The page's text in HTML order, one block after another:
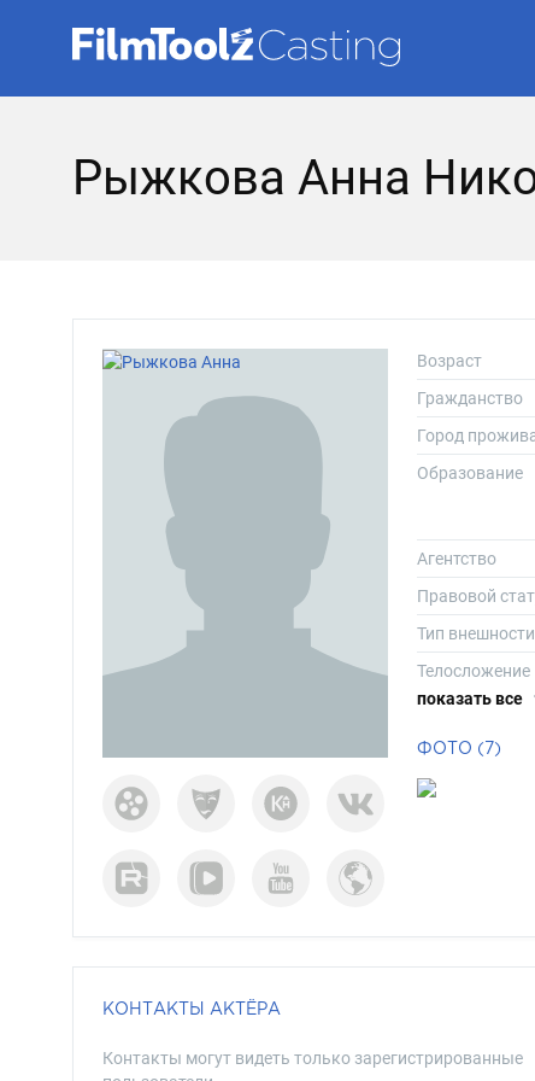
Рыжкова Анна
Возраст
Гражданство
Город
Образование
Агентство
Правовой
Тип внешности
Телосложение
Рост
Вес
Размер
Цвет глаз
показать все
ФОТО (7)
КОНТАКТЫ АКТЁРА
Контакты могут видеть только зарегистрированные